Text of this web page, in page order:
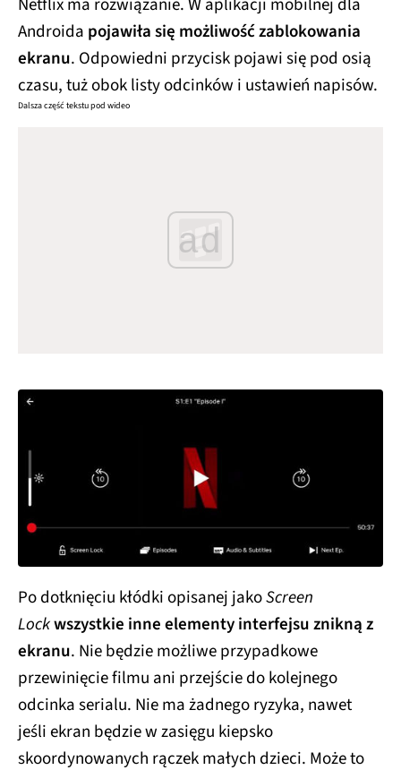
Androida pojawiła się możliwość zablokowania
ekranu. Odpowiedni przycisk pojawi się pod osią
czasu, tuż obok listy odcinków i ustawień napisów.
Dalsza część tekstu pod wideo
ad
Po dotknięciu kłódki opisanej jakoScreen
Lockwszystkie inne elementy interfejsu znikną z
ekranu. Nie będzie możliwe przypadkowe
przewinięcie filmu ani przejście do kolejnego
odcinka serialu. Nie ma żadnego ryzyka, nawet
jeśli ekran będzie w zasięgu kiepsko
skoordynowanych rączek małych dzieci. Może to